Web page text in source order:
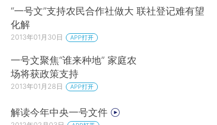
“一号文”支持农民合作社做大 联社登记难有望
化解
2013年01月30日 APP打开
一号文聚焦“谁来种地” 家庭农
场将获政策支持
2013年01月28日 APP打开
解读今年中央一号文件